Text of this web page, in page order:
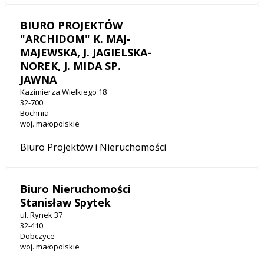
BIURO PROJEKTÓW
"ARCHIDOM" K. MAJ-
MAJEWSKA, J. JAGIELSKA-
NOREK, J. MIDA SP.
JAWNA
Kazimierza Wielkiego 18
32-700
Bochnia
woj. małopolskie
Biuro Projektów i Nieruchomości
Biuro Nieruchomości
Stanisław Spytek
ul. Rynek 37
32-410
Dobczyce
woj. małopolskie